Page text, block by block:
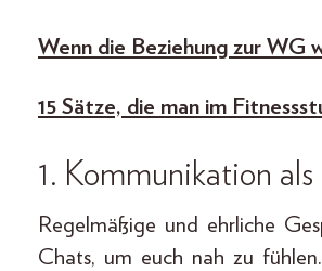
Wenn die Beziehung zur WG
15 Sätze, die man im
1. Kommunikation
Regelmäßige und ehrliche
Chats, um euch nah zu